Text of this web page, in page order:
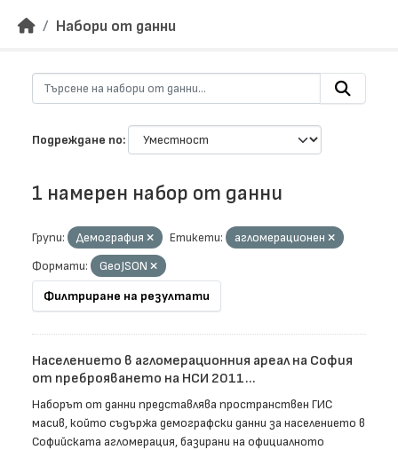
Набори от данни
Подреждане по
1 намерен набор от данни
Групи: Демография Етикети:
агломерационен
Формати:
GeoJSON
Филтриране на резултати
Населението в агломерационния ареал на София
от преброяването на НСИ 2011...
Наборът от данни представлява пространствен ГИС
масив, който съдържа демографски данни за населението в
Софийската агломерация, базирани на официалното